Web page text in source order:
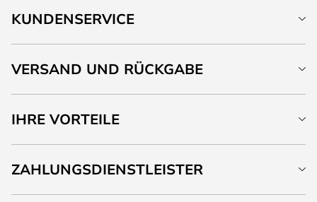
KUNDENSERVICE
VERSAND UND RÜCKGABE
IHRE VORTEILE
ZAHLUNGSDIENSTLEISTER